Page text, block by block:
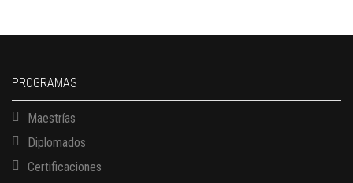
PROGRAMAS
Maestrías
Diplomados
Certificaciones